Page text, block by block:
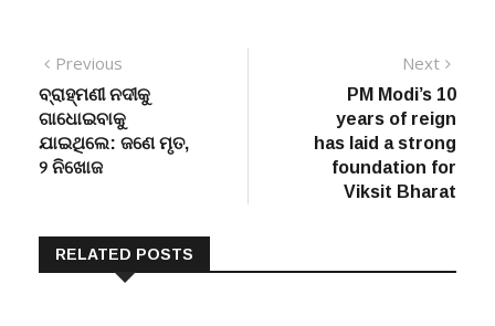
Post
navigation
Previous
post:
ବ୍ରାହ୍ମଣୀ ନଦୀକୁ
ଗାଧୋଇବାକୁ
ଯାଇଥିଲେ: ଜଣେ ମୃତ,
୨ ନିଖୋଜ
Next
post:
PM Modi’s 10
years of reign
has laid a strong
foundation for
Viksit Bharat
RELATED POSTS